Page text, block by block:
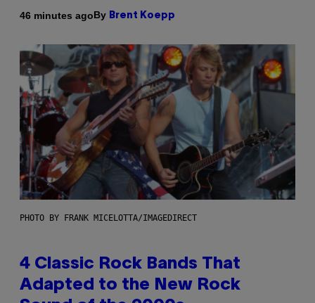
46 minutes agoBy Brent Koepp
PHOTO BY FRANK MICELOTTA/IMAGEDIRECT
4 Classic Rock Bands That
Adapted to the New Rock